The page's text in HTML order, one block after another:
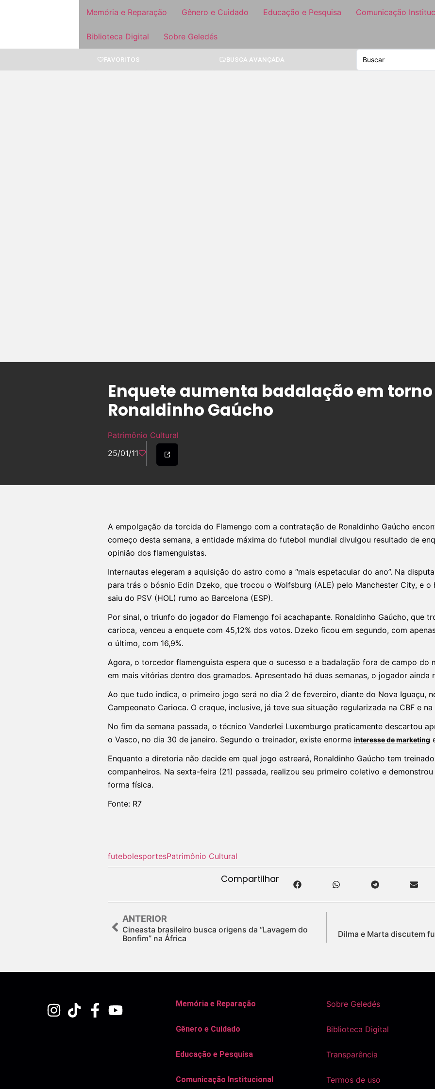
Memória e Reparação Gênero e Cuidado Educação e Pesquisa Comunicação
Biblioteca Digital Sobre Geledés
FAVORITOS BUSCA AVANÇADA
Enquete aumenta badalação em
Ronaldinho Gaúcho
Patrimônio Cultural
25/01/11
A empolgação da torcida do Flamengo com a contratação de Ronaldinho Gaúcho
começo desta semana, a entidade máxima do futebol mundial divulgou resultado de
opinião dos flamenguistas.
Internautas elegeram a aquisição do astro como a “mais espetacular do ano”. Na
para trás o bósnio Edin Dzeko, que trocou o Wolfsburg (ALE) pelo Manchester City, e o
saiu do PSV (HOL) rumo ao Barcelona (ESP).
Por sinal, o triunfo do jogador do Flamengo foi acachapante. Ronaldinho Gaúcho, que
carioca, venceu a enquete com 45,12% dos votos. Dzeko ficou em segundo, com
o último, com 16,9%.
Agora, o torcedor flamenguista espera que o sucesso e a badalação fora de campo do
em mais vitórias dentro dos gramados. Apresentado há duas semanas, o jogador ainda
Ao que tudo indica, o primeiro jogo será no dia 2 de fevereiro, diante do Nova Iguaçu,
Campeonato Carioca. O craque, inclusive, já teve sua situação regularizada na CBF e
No fim da semana passada, o técnico Vanderlei Luxemburgo praticamente descartou
o Vasco, no dia 30 de janeiro. Segundo o treinador, existe enorme interesse de marketing
Enquanto a diretoria não decide em qual jogo estreará, Ronaldinho Gaúcho tem
companheiros. Na sexta-feira (21) passada, realizou seu primeiro coletivo e
forma física.
Fonte: R7
futebolesportesPatrimônio Cultural
Compartilhar
ANTERIOR
Cineasta brasileiro busca origens da “Lavagem do
Bonfim” na África
Dilma e Marta discutem
Memória e Reparação
Gênero e Cuidado
Educação e Pesquisa
Comunicação Institucional
Sobre Geledés
Biblioteca Digital
Transparência
Termos de uso